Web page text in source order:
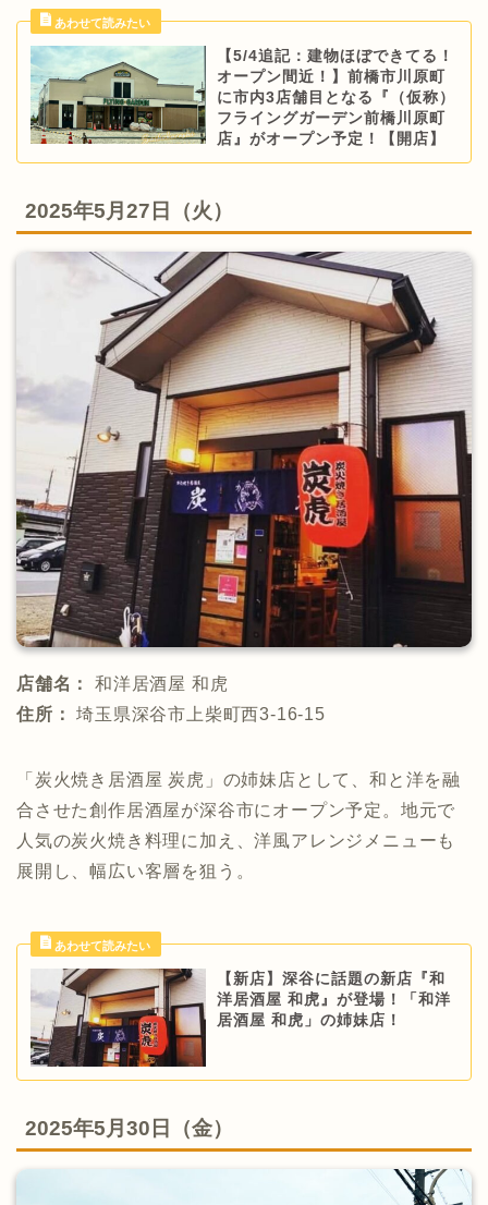
【5/4追記：建物ほぼできてる！
オープン間近！】前橋市川原町
に市内3店舗目となる『（仮称）
フライングガーデン前橋川原町
店』がオープン予定！【開店】
2025年5月27日（火）
店舗名：
和洋居酒屋 和虎
住所：
埼玉県深谷市上柴町西3-16-15
「炭火焼き居酒屋 炭虎」の姉妹店として、和と洋を融
合させた創作居酒屋が深谷市にオープン予定。地元で
人気の炭火焼き料理に加え、洋風アレンジメニューも
展開し、幅広い客層を狙う。
【新店】深谷に話題の新店『和
洋居酒屋 和虎』が登場！「和洋
居酒屋 和虎」の姉妹店！
2025年5月30日（金）